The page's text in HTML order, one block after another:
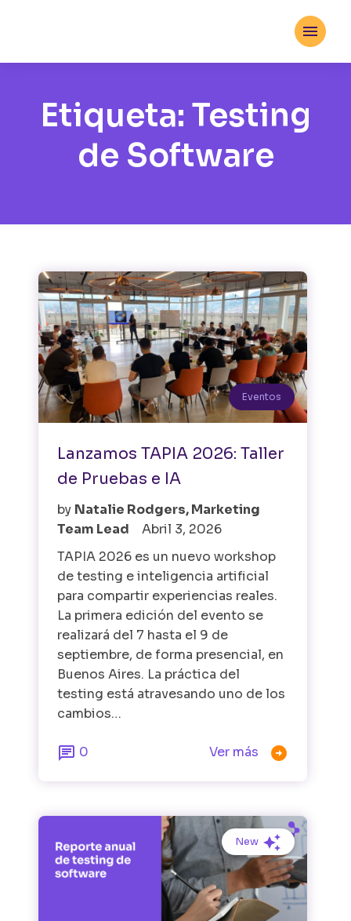

Etiqueta: Testing
de Software
Eventos
Lanzamos TAPIA 2026: Taller
de Pruebas e IA
by Natalie Rodgers, Marketing
Team Lead
Abril 3, 2026
TAPIA 2026 es un nuevo workshop
de testing e inteligencia artificial
para compartir experiencias reales.
La primera edición del evento se
realizará del 7 hasta el 9 de
septiembre, de forma presencial, en
Buenos Aires. La práctica del
testing está atravesando uno de los
cambios…
 0 Ver más 
New